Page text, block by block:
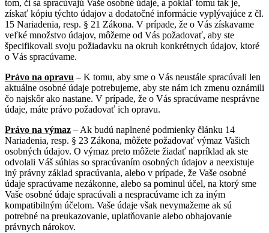
tom, či sa spracúvajú Vaše osobné údaje, a pokiaľ tomu tak je,
získať kópiu týchto údajov a dodatočné informácie vyplývajúce z čl.
15 Nariadenia, resp. § 21 Zákona. V prípade, že o Vás získavame
veľké množstvo údajov, môžeme od Vás požadovať, aby ste
špecifikovali svoju požiadavku na okruh konkrétnych údajov, ktoré
o Vás spracúvame.
Právo na opravu – K tomu, aby sme o Vás neustále spracúvali len
aktuálne osobné údaje potrebujeme, aby ste nám ich zmenu oznámili
čo najskôr ako nastane. V prípade, že o Vás spracúvame nesprávne
údaje, máte právo požadovať ich opravu.
Právo na výmaz – Ak budú naplnené podmienky článku 14
Nariadenia, resp. § 23 Zákona, môžete požadovať výmaz Vašich
osobných údajov. O výmaz preto môžete žiadať napríklad ak ste
odvolali Váš súhlas so spracúvaním osobných údajov a neexistuje
iný právny základ spracúvania, alebo v prípade, že Vaše osobné
údaje spracúvame nezákonne, alebo sa pominul účel, na ktorý sme
Vaše osobné údaje spracúvali a nespracúvame ich za iným
kompatibilným účelom. Vaše údaje však nevymažeme ak sú
potrebné na preukazovanie, uplatňovanie alebo obhajovanie
právnych nárokov.